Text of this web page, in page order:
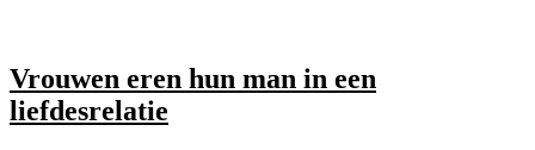
Vrouwen eren hun man in een
liefdesrelatie